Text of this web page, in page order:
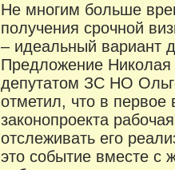
Не многим больше
получения срочной
– идеальный вариант
Предложение
депутатом ЗС НО
отметил, что в
законопроекта
отслеживать его
это событие вместе с